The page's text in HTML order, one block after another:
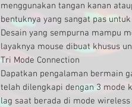
menggunakan tangan kanan
bentuknya yang sangat pas
Desain yang sempurna mampu
layaknya mouse dibuat khusus
Tri Mode Connection
Dapatkan pengalaman bermain
telah dilengkapi dengan 3 mode
lag saat berada di mode